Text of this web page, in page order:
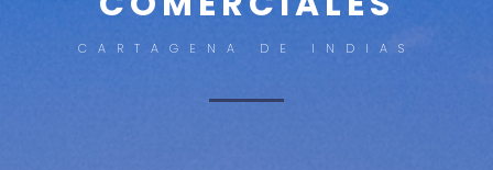
CARTAGENA DE INDIAS